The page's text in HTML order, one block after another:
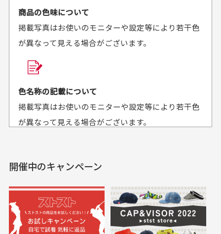
セールかつポイント
も使えて、お得に購
入出来ました
セールかつポイントも使
満足です。
おります
欲しかったスカートが購
頂いております。
商品購入からどれくらいで発送してもらえます
か？
平日午前9時までのご注文で最短当日発送させて頂いて
おります。
せて頂いております。
送料はいくらかかりますか？
何点ご購入頂いた場合も全国一律で800円とさせて頂
いております。(1配送先につき)
また5,000円(税込)以上お買い物をして頂けた場合は送
商品の色味について
掲載写真はお使いのモニターや設定等により若干色
が異なって見える場合がございます。
色名称の記載について
掲載写真はお使いのモニターや設定等により若干色
が異なって見える場合がございます。
実寸サイズについて
一点一点手作業で計測しておりますので、若干の誤
差が生じる場合がございます。
開催中のキャンペーン